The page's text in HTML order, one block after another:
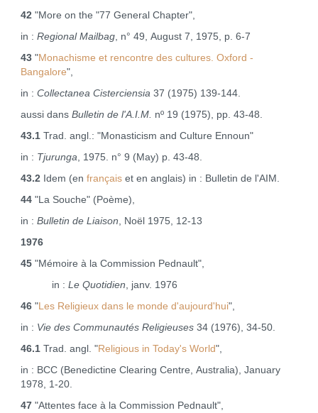
42 "More on the "77 General Chapter",
in : Regional Mailbag, n° 49, August 7, 1975, p. 6‑7
43"Monachisme et rencontre des cultures. Oxford ‑
Bangalore",
in : Collectanea Cisterciensia 37 (1975) 139‑144.
aussi dans Bulletin de l'A.I.M. nº 19 (1975), pp. 43-48.
43.1Trad. angl.: "Monasticism and Culture Ennoun"
in : Tjurunga , 1975. n° 9 (May) p. 43‑48.
43.2 Idem (en françaiset en anglais) in : Bulletin de l'AIM.
44"La Souche" (Poème),
in : Bulletin de Liaison , Noël 1975, 12‑13
1976
45"Mémoire à la Commission Pednault",
in : Le Quotidien , janv. 1976
46"Les Religieux dans le monde d'aujourd'hui",
in : Vie des Communautés Religieuses34 (1976), 34‑50.
46.1Trad. angl. "Religious in Today's World",
in : BCC (Benedictine Clearing Centre, Australia), January
1978, 1‑20.
47"Attentes face à la Commission Pednault",